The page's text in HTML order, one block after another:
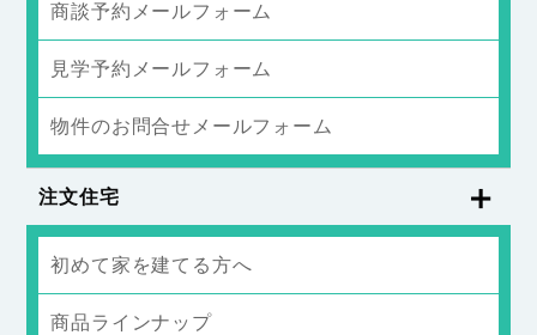
商談予約メールフォーム
見学予約メールフォーム
物件のお問合せメールフォーム
注文住宅
初めて家を建てる方へ
商品ラインナップ